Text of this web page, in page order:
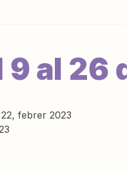
9 al 26
febrer 2023